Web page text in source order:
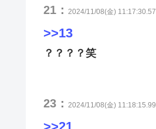
21： 2024/11/08(金) 11:17:30.57
>>13
？？？？笑
23： 2024/11/08(金) 11:18:15.99